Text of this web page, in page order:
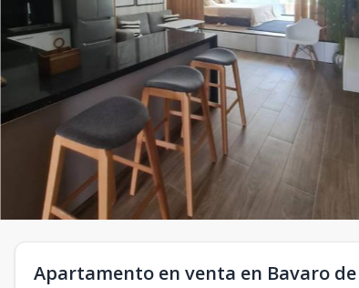
Apartamento en venta en Bavaro